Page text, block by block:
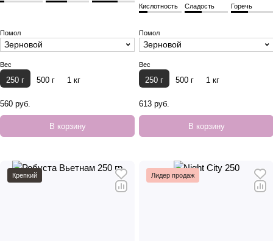
560 руб.
В корзину
Помол
Зерновой
Вес
250 г 500 г 1 кг
Кислотность Сладость Горечь
613 руб.
В корзину
Помол
Зерновой
Вес
250 г 500 г 1 кг
Крепкий Лидер продаж